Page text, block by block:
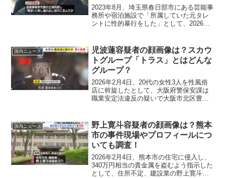
2023年8月、埼玉県春日部市にある芸能事
務所や宿泊施設で「所属していた元タレ
ントに性的暴行をした」として、2026年1
した。今回は事件の概要から経緯、山中
拓磨容疑...
国内ニュース
児波蓮容疑者の顔画像は？スカウ
トグループ「トラス」とはどんな
グループ？
2026年2月4日、20代の女性3人を性風俗
店に斡旋したとして、大阪府警保安課は
職業安定法違反の疑いで大阪市北区豊崎
件の概要から経緯、児波容疑者の顔画像
やプロフィール...
国内ニュース
野上寛斗容疑者の顔画像は？熊本
市の事件現場やプロフィールにつ
いても調査！
2026年2月4日、熊本市の住宅に侵入し、
340万円相当の貴金属を盗むよう指示した
として、住所不定、建設業の野上寛斗容